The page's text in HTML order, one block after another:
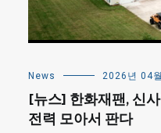
News 2026년 04
[뉴스] 한화재팬, 신
전력 모아서 판다